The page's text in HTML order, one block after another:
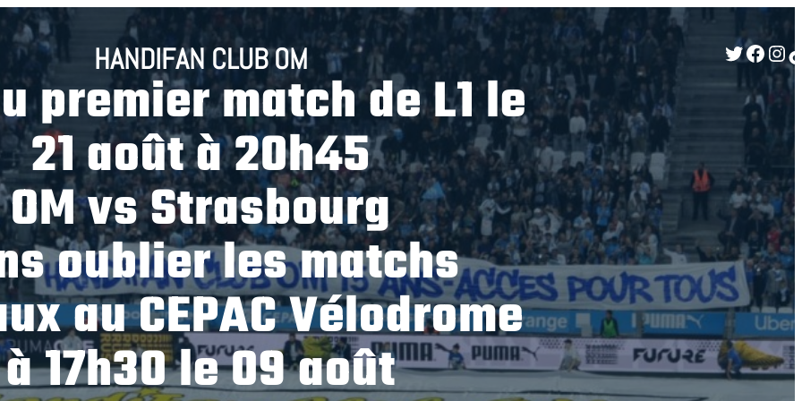
Twitter Facebook Instagram TikTok
HANDIFAN CLUB OM
premier match de L1 le
21 août à 20h45
OM vs Strasbourg
oublier les matchs
au CEPAC Vélodrome
à 17h30 le 09 août